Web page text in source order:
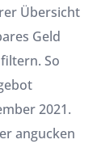
Übersicht
Geld
So
2021.
angucken